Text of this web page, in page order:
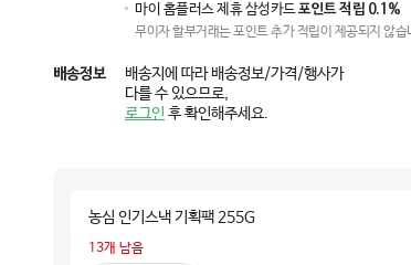
마이 홈플러스 제휴 삼성카드포인트 적립 0.1%
무이자 할부거래는 포인트 추가 적립이 제공되지 않습
배송정보
배송지에 따라 배송정보/가격/행사가
다를 수 있으므로,
로그인 후 확인해주세요.
농심 인기스낵 기획팩 255G
13개 남음